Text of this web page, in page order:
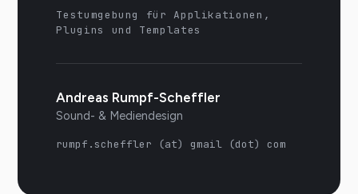
Testumgebung für Applikationen,
Plugins und Templates
Andreas Rumpf-Scheffler
Sound- & Mediendesign
rumpf.scheffler (at) gmail (dot) com